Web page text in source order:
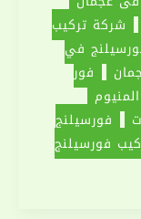
شركة تركيب
في
فور
فورسيلنج
فورسيلنج